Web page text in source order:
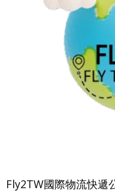
Fly2TW國際物流快遞